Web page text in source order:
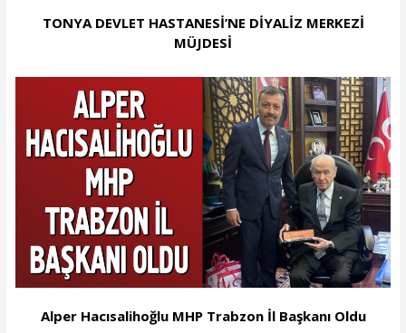
TONYA DEVLET HASTANESİ’NE DİYALİZ MERKEZİ
MÜJDESİ
Alper Hacısalihoğlu MHP Trabzon İl Başkanı Oldu